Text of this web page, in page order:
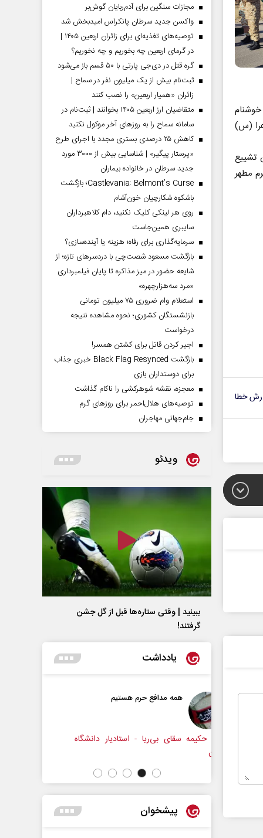
زهرا (س)
تشییع
حرم مطهر
خطا
مجازات سنگین برای آدم‌ربایان گوش‌بر
واکسن جدید سرطان پانکراس امیدبخش شد
توصیه‌های تغذیه‌ای برای زائران اربعین ۱۴۰۵ |
در گرمای اربعین چه بخوریم و چه نخوریم؟
گره قتل در دی‌جی پارتی با ۵۰ قسم باز می‌شود
ثبت‌نام بیش از یک میلیون نفر در سماح |
زائران «همیار اربعین» را نصب کنند
متقاضیان ارز اربعین ۱۴۰۵ بخوانند | ثبت‌نام در
سامانه سماح را به روز‌های آخر موکول نکنید
کاهش ۲۵ درصدی بستری مجدد با اجرای طرح
«پرستار پیگیر» | شناسایی بیش از ۳۰۰۰ مورد
جدید سرطان در خانواده بیماران
Castlevania: Belmont’s Curse؛ بازگشت
باشکوه شکارچیان خون‌آشام
روی هر لینکی کلیک نکنید، دام کلاهبرداران
سایبری همین‌جاست
سرمایه‌گذاری برای رفاه؛ هزینه یا آینده‌سازی؟
بازگشت مسعود شصت‌چی با دردسر‌های تازه؛ از
شایعه حضور در میز مذاکره تا پایان فیلمبرداری
«مرد سه‌هزارچهره»
استعلام وام ضروری ۷۵ میلیون تومانی
بازنشستگان کشوری؛ نحوه مشاهده نتیجه
درخواست
اجیر کردن قاتل برای کشتن همسر!
بازگشت Black Flag Resynced خبری جذاب
برای دوستداران بازی
معجزه، نقشه شوهرکشی را ناکام گذاشت
توصیه‌های هلال‌احمر برای روز‌های گرم
جام‌جهانی مهاجران
ویدئو
ببینید | وقتی ستاره‌ها قبل از گل جشن
گرفتند!
یادداشت
هستیم
استادیار دانشگاه
حکایت یک تاریخ و دو زندگی
پیشخوان